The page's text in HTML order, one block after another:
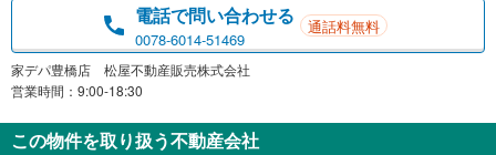
電話で問い合わせる
0078-6014-51469
通話料無料
家デパ豊橋店 松屋不動産販売株式会社
営業時間：9:00-18:30
この物件を取り扱う不動産会社